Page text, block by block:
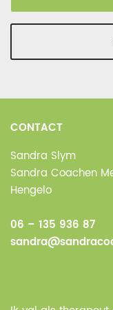
CONTACT
Sandra Slym
Sandra Coachen
Hengelo
06 – 135 936 87